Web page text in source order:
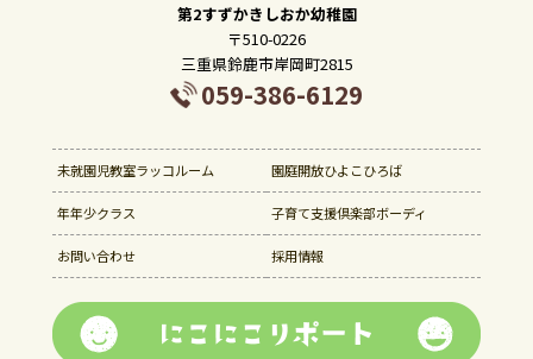
第2すずかきしおか幼稚園
〒510-0226
三重県鈴鹿市岸岡町2815
059-386-6129
未就園児教室ラッコルーム 園庭開放ひよこひろば
年年少クラス 子育て支援倶楽部ボーディ
お問い合わせ 採用情報